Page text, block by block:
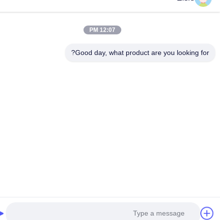
12:07 PM
Good day, what product are you looking